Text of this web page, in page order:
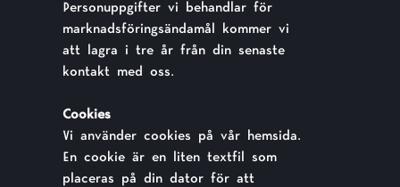
Personuppgifter vi behandlar för
marknadsföringsändamål kommer vi
att lagra i tre år från din senaste
kontakt med oss.
Cookies
Vi använder cookies på vår hemsida.
En cookie är en liten textfil som
placeras på din dator för att